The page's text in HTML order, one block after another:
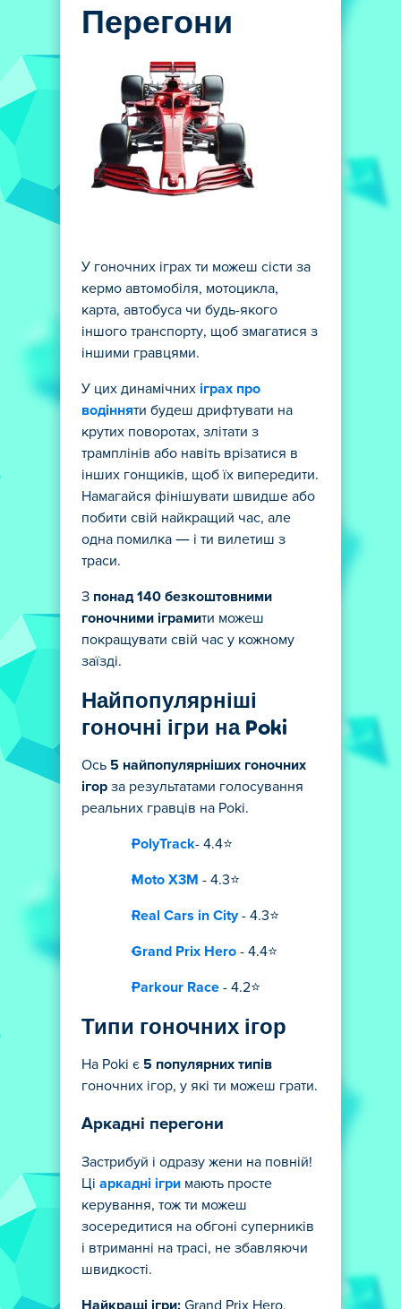
Перегони
У гоночних іграх ти можеш сісти за
кермо автомобіля, мотоцикла,
карта, автобуса чи будь-якого
іншого транспорту, щоб змагатися з
іншими гравцями.
У цих динамічних іграх про
водінняти будеш дрифтувати на
крутих поворотах, злітати з
трамплінів або навіть врізатися в
інших гонщиків, щоб їх випередити.
Намагайся фінішувати швидше або
побити свій найкращий час, але
одна помилка — і ти вилетиш з
траси.
З понад 140 безкоштовними
гоночними іграмити можеш
покращувати свій час у кожному
заїзді.
Найпопулярніші
гоночні ігри на Poki
Ось 5 найпопулярніших гоночних
ігор за результатами голосування
реальних гравців на Poki.
PolyTrack- 4.4⭐
Moto X3M - 4.3⭐
Real Cars in City- 4.3⭐
Grand Prix Hero - 4.4⭐
Parkour Race - 4.2⭐
Типи гоночних ігор
На Poki є 5 популярних типів
гоночних ігор, у які ти можеш грати.
Аркадні перегони
Застрибуй і одразу жени на повній!
Ці аркадні ігри мають просте
керування, тож ти можеш
зосередитися на обгоні суперників
і втриманні на трасі, не збавляючи
швидкості.
Найкращі ігри: Grand Prix Hero,